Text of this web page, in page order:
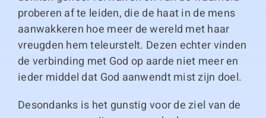
proberen af te leiden, die de haat in de mens
aanwakkeren hoe meer de wereld met haar
vreugden hem teleurstelt. Dezen echter vinden
de verbinding met God op aarde niet meer en
ieder middel dat God aanwendt mist zijn doel.
Desondanks is het gunstig voor de ziel van de